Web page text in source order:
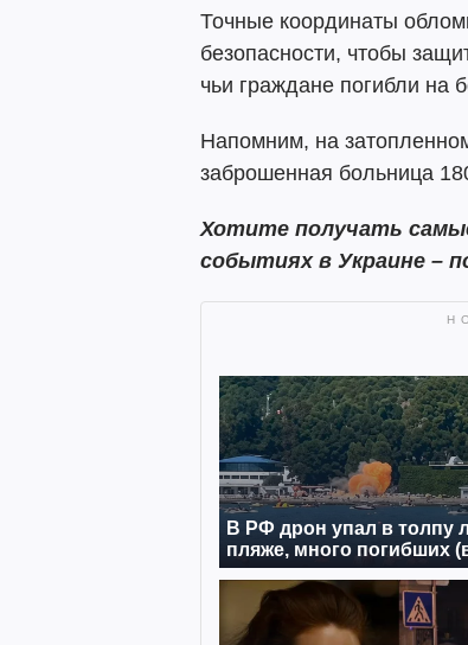
Точные координаты
безопасности, чтобы
чьи граждане погибли на
Напомним, на
заброшенная больница
Хотите получать
событиях в Украине –